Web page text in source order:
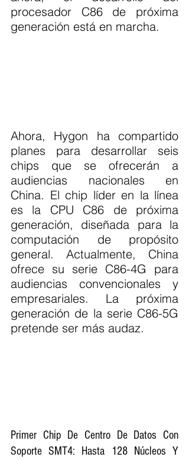
procesador C86 de próxima
generación está en marcha.
Ahora, Hygon ha compartido
planes para desarrollar seis
chips que se ofrecerán a
audiencias nacionales en
China. El chip líder en la línea
es la CPU C86 de próxima
generación, diseñada para la
computación de propósito
general. Actualmente, China
ofrece su serie C86-4G para
audiencias convencionales y
empresariales. La próxima
generación de la serie C86-5G
pretende ser más audaz.
Primer Chip De Centro De Datos Con
Soporte SMT4: Hasta 128 Núcleos Y